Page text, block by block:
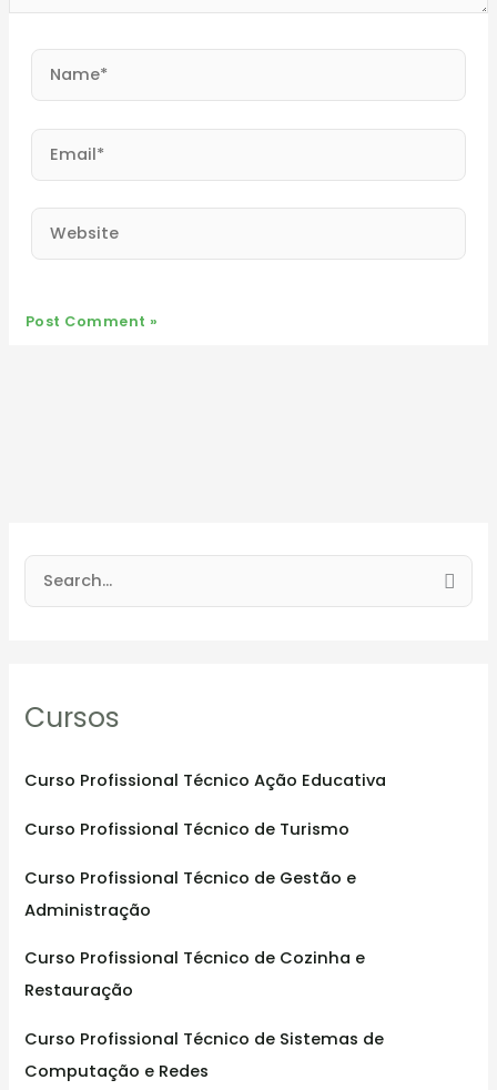
Name*
Email*
Website
c
f
r
:
Cursos
Curso Profissional Técnico Ação Educativa
Curso Profissional Técnico de Turismo
Curso Profissional Técnico de Gestão e
Administração
Curso Profissional Técnico de Cozinha e
Restauração
Curso Profissional Técnico de Sistemas de
Computação e Redes